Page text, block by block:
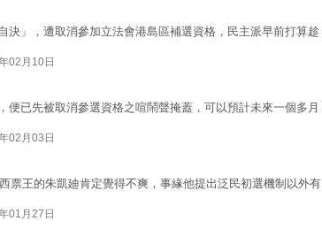
決」，遭取消參加立法會港島區補選資格，民主派早前打算趁
02月10日
便已先被取消參選資格之喧鬧聲掩蓋，可以預計未來一個多月
02月03日
票王的朱凱廸肯定覺得不爽，事緣他提出泛民初選機制以外有
01月27日